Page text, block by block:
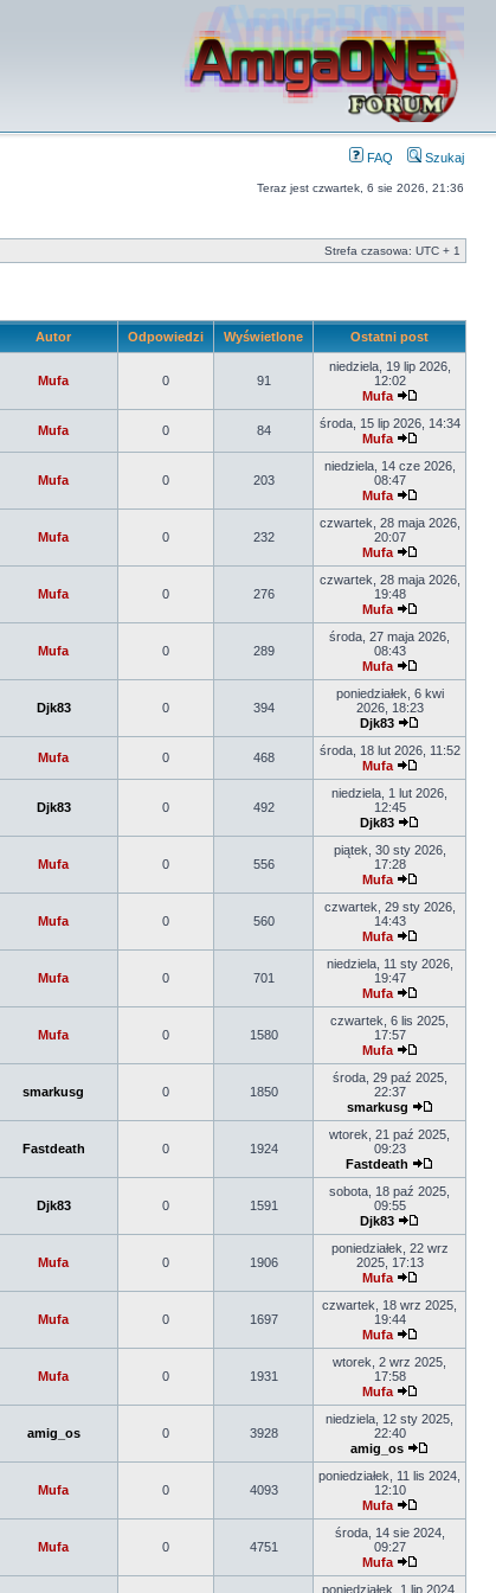
FAQ Szukaj
Teraz jest czwartek, 6 sie 2026, 21:36
Strefa czasowa: UTC + 1
Autor Odpowiedzi Wyświetlone Ostatni post
Mufa 0 91
niedziela, 19 lip 2026,
12:02
Mufa
Mufa 0 84
środa, 15 lip 2026, 14:34
Mufa
Mufa 0 203
niedziela, 14 cze 2026,
08:47
Mufa
Mufa 0 232
czwartek, 28 maja 2026,
20:07
Mufa
Mufa 0 276
czwartek, 28 maja 2026,
19:48
Mufa
Mufa 0 289
środa, 27 maja 2026,
08:43
Mufa
Djk83 0 394
poniedziałek, 6 kwi
2026, 18:23
Djk83
Mufa 0 468
środa, 18 lut 2026, 11:52
Mufa
Djk83 0 492
niedziela, 1 lut 2026,
12:45
Djk83
Mufa 0 556
piątek, 30 sty 2026,
17:28
Mufa
Mufa 0 560
czwartek, 29 sty 2026,
14:43
Mufa
Mufa 0 701
niedziela, 11 sty 2026,
19:47
Mufa
Mufa 0 1580
czwartek, 6 lis 2025,
17:57
Mufa
smarkusg 0 1850
środa, 29 paź 2025,
22:37
smarkusg
Fastdeath 0 1924
wtorek, 21 paź 2025,
09:23
Fastdeath
Djk83 0 1591
sobota, 18 paź 2025,
09:55
Djk83
Mufa 0 1906
poniedziałek, 22 wrz
2025, 17:13
Mufa
Mufa 0 1697
czwartek, 18 wrz 2025,
19:44
Mufa
Mufa 0 1931
wtorek, 2 wrz 2025,
17:58
Mufa
amig_os 0 3928
niedziela, 12 sty 2025,
22:40
amig_os
Mufa 0 4093
poniedziałek, 11 lis 2024,
12:10
Mufa
Mufa 0 4751
środa, 14 sie 2024,
09:27
Mufa
poniedziałek, 1 lip 2024,